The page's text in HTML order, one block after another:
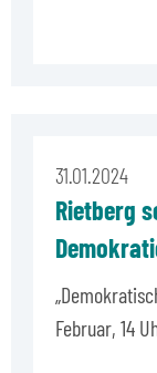
31.01.2024
Rietberg
Februar, 14